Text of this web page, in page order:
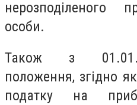
нерозподіленого
особи.
Також з
положення, згідно
податку на